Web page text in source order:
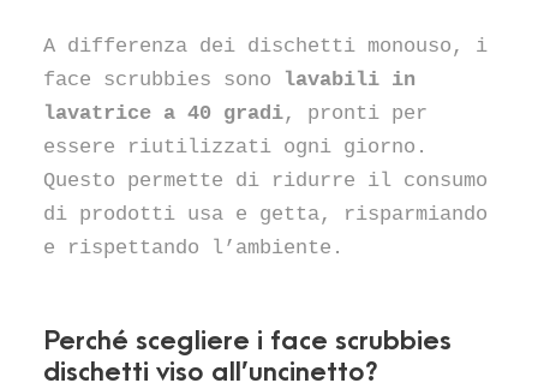
A differenza dei dischetti monouso, i
face scrubbies sono
lavabili in
lavatrice a 40 gradi, pronti per
essere riutilizzati ogni giorno.
Questo permette di ridurre il consumo
di prodotti usa e getta, risparmiando
e rispettando l’ambiente.
Perché scegliere i face scrubbies
dischetti viso all’uncinetto?